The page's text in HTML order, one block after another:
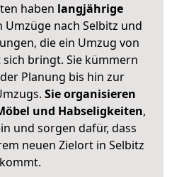
haben langjährige
Umzüge nach Selbitz und
die ein Umzug von
bringt. Sie kümmern
Planung bis hin zur
Sie organisieren
und Habseligkeiten,
und sorgen dafür, dass
neuen Zielort in Selbitz